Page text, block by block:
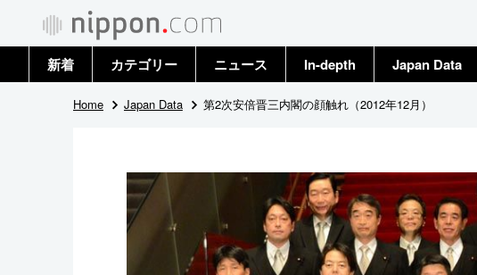
新着 カテゴリー
政治・外交
国際
ニュース
トップ
In-depth Japan Data
Home Japan Data 第2次安倍晋三内閣の顔触れ（2012年12月）